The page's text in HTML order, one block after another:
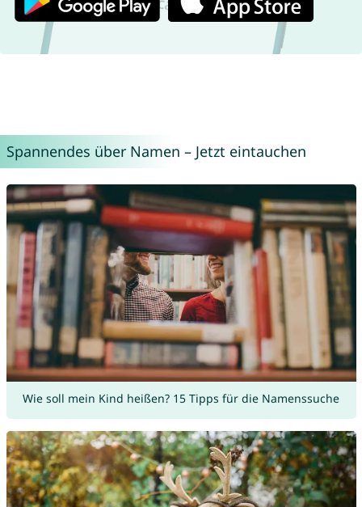
Spannendes über Namen – Jetzt eintauchen
Wie soll mein Kind heißen? 15 Tipps für die Namenssuche